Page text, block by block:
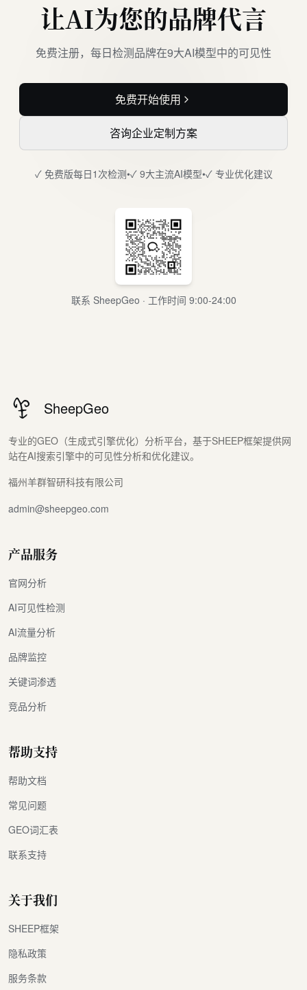
让AI为您的品牌代言
免费注册，每日检测品牌在9大AI模型中的可见性
免费开始使用
咨询企业定制方案
✓ 免费版每日1次检测•✓ 9大主流AI模型•✓ 专业优化建议
联系 SheepGeo · 工作时间 9:00-24:00
SheepGeo
专业的GEO（生成式引擎优化）分析平台，基于SHEEP框架提供网
站在AI搜索引擎中的可见性分析和优化建议。
福州羊群智研科技有限公司
admin@sheepgeo.com
产品服务
官网分析
AI可见性检测
AI流量分析
品牌监控
关键词渗透
竞品分析
帮助支持
帮助文档
常见问题
GEO词汇表
联系支持
关于我们
SHEEP框架
隐私政策
服务条款